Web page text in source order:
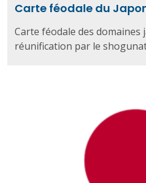
Carte féodale du
Carte féodale des
réunification par le